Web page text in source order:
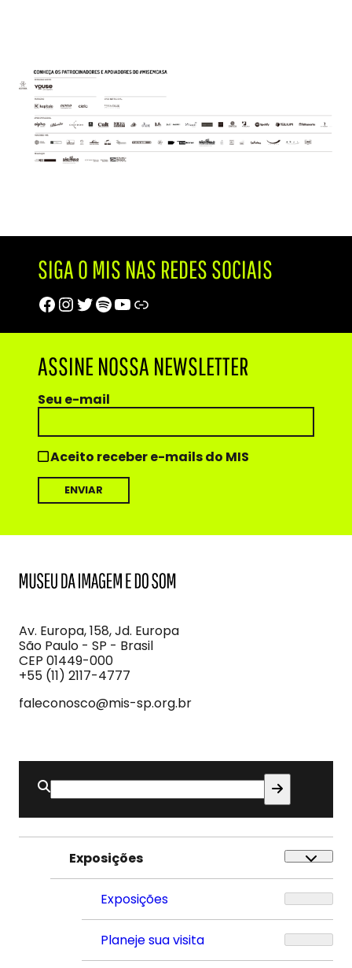
SIGA O MIS NAS REDES SOCIAIS
Facebook
Instagram
Twitter
Spotify
Youtube
Trip Advisor
ASSINE NOSSA NEWSLETTER
Seu e-mail
Aceito receber e-mails do MIS
Imagem
e
do
Som
Av. Europa, 158, Jd. Europa
São Paulo - SP - Brasil
CEP 01449-000
+55 (11) 2117-4777
faleconosco@mis-sp.org.br
Buscar
por:
Exposições
Exposições
Planeje sua visita